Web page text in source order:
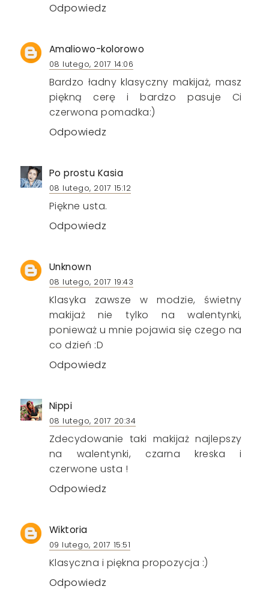
Odpowiedz
Amaliowo-kolorowo
08 lutego, 2017 14:06
Bardzo ładny klasyczny makijaż, masz
piękną cerę i bardzo pasuje Ci
czerwona pomadka:)
Odpowiedz
Po prostu Kasia
08 lutego, 2017 15:12
Piękne usta.
Odpowiedz
Unknown
08 lutego, 2017 19:43
Klasyka zawsze w modzie, świetny
makijaż nie tylko na walentynki,
ponieważ u mnie pojawia się czego na
co dzień :D
Odpowiedz
Nippi
08 lutego, 2017 20:34
Zdecydowanie taki makijaż najlepszy
na walentynki, czarna kreska i
czerwone usta !
Odpowiedz
Wiktoria
09 lutego, 2017 15:51
Klasyczna i piękna propozycja :)
Odpowiedz